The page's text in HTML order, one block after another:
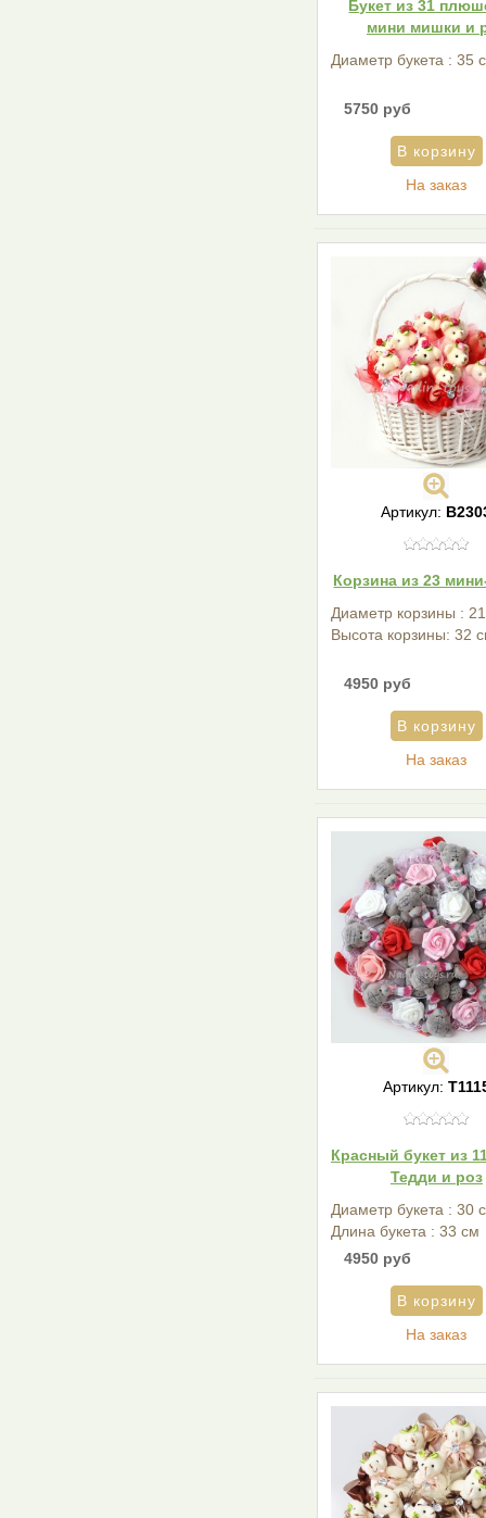
Букет из 31
мини мишки и
Диаметр букета : 35
5750 руб
На заказ
Артикул:
Корзина из 23
Диаметр корзины :
Высота корзины: 32
4950 руб
На заказ
Артикул:
Красный букет из
Тедди и роз
Диаметр букета : 30
Длина букета : 33 см
4950 руб
На заказ